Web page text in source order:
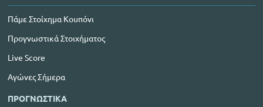
Πάμε Στοίχημα Κουπόνι
Προγνωστικά Στοιχήματος
Live Score
Αγώνες Σήμερα
ΠΡΟΓΝΩΣΤΙΚΑ